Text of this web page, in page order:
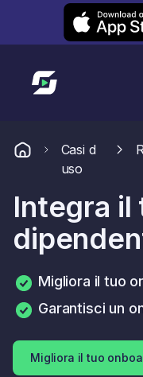
Leexi on iOS
Link alla homepage
Casi d
uso
Integra il
Migliora il tuo
Garantisci un
Migliora il tuo